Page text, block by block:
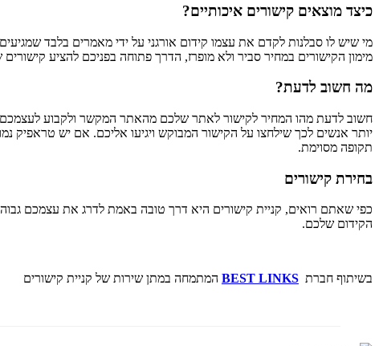
כיצד מוצאים קישורים איכותיים?
מי שיש לו סבלנות לקדם את עצמו קידום אורגני על ידי מאמרים בלבד
מימון הקישורים במחיר סביר ולא מופרז, הדרך פתוחה בפניכם להציע
מה חשוב לדעת?
חשוב לדעת מהו המחיר לקישור לאתר שלכם מהאתר המקשר ולקבוע לעצמכם רף
יותר אנשים לכך שילחצו על הקישור המבוקש ויגיעו אליכם. אם יש טראפיק
תקופה מסוימת.
בחירת קישורים
כפי שאתם רואים, קניית קישורים היא דרך טובה באמת לדרג את עצמכם
הקידום שלכם.
בשיתוף חברת BEST LINKS המתמחה במתן שירות של קניית קישורים